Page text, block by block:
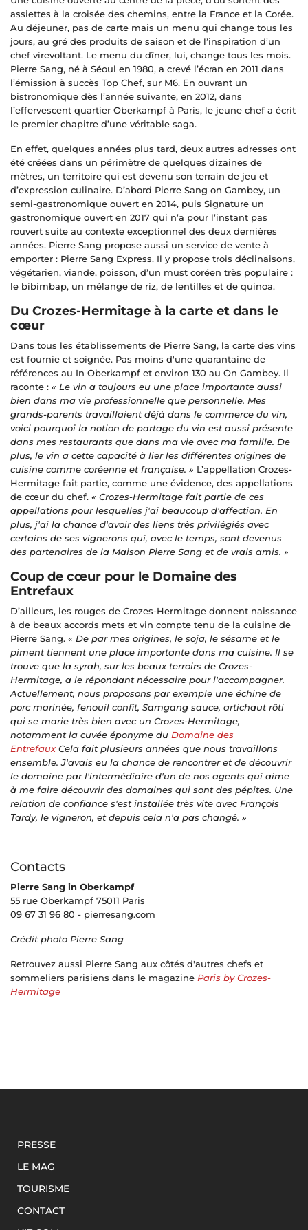
assiettes à la croisée des chemins, entre la France et la Corée.
Au déjeuner, pas de carte mais un menu qui change tous les
jours, au gré des produits de saison et de l’inspiration d’un
chef virevoltant. Le menu du dîner, lui, change tous les mois.
Pierre Sang, né à Séoul en 1980, a crevé l’écran en 2011 dans
l’émission à succès Top Chef, sur M6. En ouvrant un
bistronomique dès l’année suivante, en 2012, dans
l’effervescent quartier Oberkampf à Paris, le jeune chef a écrit
le premier chapitre d’une véritable saga.
En effet, quelques années plus tard, deux autres adresses ont
été créées dans un périmètre de quelques dizaines de
mètres, un territoire qui est devenu son terrain de jeu et
d’expression culinaire. D’abord Pierre Sang on Gambey, un
semi-gastronomique ouvert en 2014, puis Signature un
gastronomique ouvert en 2017 qui n’a pour l’instant pas
rouvert suite au contexte exceptionnel des deux dernières
années. Pierre Sang propose aussi un service de vente à
emporter : Pierre Sang Express. Il y propose trois déclinaisons,
végétarien, viande, poisson, d’un must coréen très populaire :
le bibimbap, un mélange de riz, de lentilles et de quinoa.
Du Crozes-Hermitage à la carte et dans le
cœur
Dans tous les établissements de Pierre Sang, la carte des vins
est fournie et soignée. Pas moins d'une quarantaine de
références au In Oberkampf et environ 130 au On Gambey. Il
raconte : « Le vin a toujours eu une place importante aussi
bien dans ma vie professionnelle que personnelle. Mes
grands-parents travaillaient déjà dans le commerce du vin,
voici pourquoi la notion de partage du vin est aussi présente
dans mes restaurants que dans ma vie avec ma famille. De
plus, le vin a cette capacité à lier les différentes origines de
cuisine comme coréenne et française. » L’appellation Crozes-
Hermitage fait partie, comme une évidence, des appellations
de cœur du chef. « Crozes-Hermitage fait partie de ces
appellations pour lesquelles j'ai beaucoup d'affection. En
plus, j'ai la chance d'avoir des liens très privilégiés avec
certains de ses vignerons qui, avec le temps, sont devenus
des partenaires de la Maison Pierre Sang et de vrais amis. »
Coup de cœur pour le Domaine des
Entrefaux
D’ailleurs, les rouges de Crozes-Hermitage donnent naissance
à de beaux accords mets et vin compte tenu de la cuisine de
Pierre Sang. « De par mes origines, le soja, le sésame et le
piment tiennent une place importante dans ma cuisine. Il se
trouve que la syrah, sur les beaux terroirs de Crozes-
Hermitage, a le répondant nécessaire pour l'accompagner.
Actuellement, nous proposons par exemple une échine de
porc marinée, fenouil confit, Samgang sauce, artichaut rôti
qui se marie très bien avec un Crozes-Hermitage,
notamment la cuvée éponyme du Domaine des
EntrefauxCela fait plusieurs années que nous travaillons
ensemble. J'avais eu la chance de rencontrer et de découvrir
le domaine par l'intermédiaire d'un de nos agents qui aime
à me faire découvrir des domaines qui sont des pépites. Une
relation de confiance s'est installée très vite avec François
Tardy, le vigneron, et depuis cela n'a pas changé. »
Contacts
Pierre Sang in Oberkampf
55 rue Oberkampf 75011 Paris
09 67 31 96 80 - pierresang.com
Crédit photo Pierre Sang
Retrouvez aussi Pierre Sang aux côtés d'autres chefs et
sommeliers parisiens dans le magazine Paris by Crozes-
Hermitage
PRESSE
LE MAG
TOURISME
CONTACT